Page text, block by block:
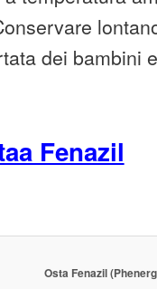
dei bambini
Fenazil
Osta Fenazil